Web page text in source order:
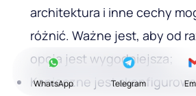
architektura i inne cechy
różnić. Ważne jest, aby od
opcja jest wygodniejsza;
Konieczne jest
WhatsApp Telegram